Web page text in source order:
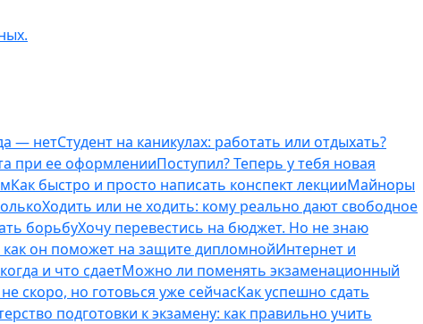
— нетСтудент на каникулах: работать или отдыхать?
при ее оформленииПоступил? Теперь у тебя новая
Как быстро и просто написать конспект лекцииМайноры
Ходить или не ходить: кому реально дают свободное
борьбуХочу перевестись на бюджет. Но не знаю
он поможет на защите дипломнойИнтернет и
и что сдаетМожно ли поменять экзаменационный
скоро, но готовься уже сейчасКак успешно сдать
подготовки к экзамену: как правильно учить